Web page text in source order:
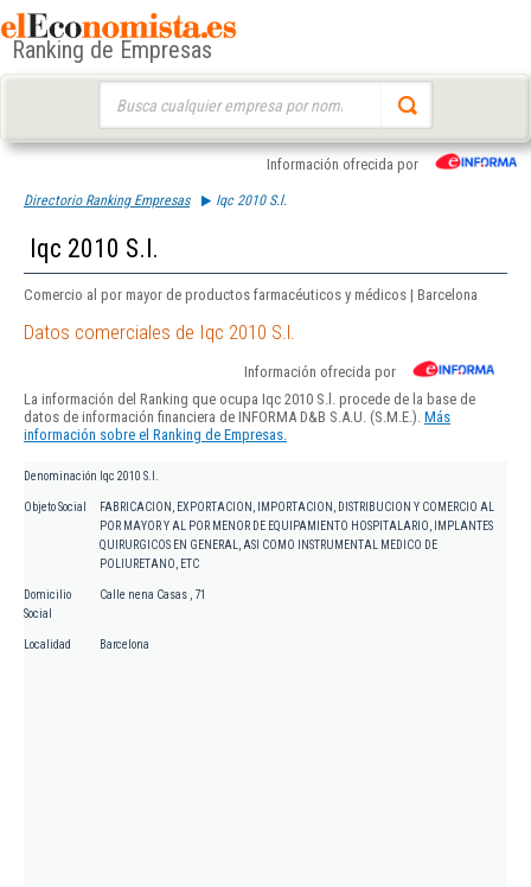
Ranking de Empresas
Información ofrecida por
Directorio Ranking Empresas Iqc 2010 S.l.
Iqc 2010 S.l.
Comercio al por mayor de productos farmacéuticos y médicos | Barcelona
Datos comerciales de Iqc 2010 S.l.
Información ofrecida por
La información del Ranking que ocupa Iqc 2010 S.l. procede de la base de
datos de información financiera de INFORMA D&B S.A.U. (S.M.E.). Más
información sobre el Ranking de Empresas.
Denominación Iqc 2010 S.l.
Objeto Social
FABRICACION, EXPORTACION, IMPORTACION, DISTRIBUCION Y COMERCIO AL
POR MAYOR Y AL POR MENOR DE EQUIPAMIENTO HOSPITALARIO, IMPLANTES
QUIRURGICOS EN GENERAL, ASI COMO INSTRUMENTAL MEDICO DE
POLIURETANO, ETC
Domicilio
Social
Calle nena Casas , 71
Localidad Barcelona